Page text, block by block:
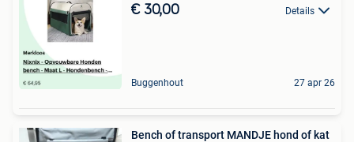
€ 30,00 Details
Buggenhout 27 apr 26
Bench of transport MANDJE hond of kat